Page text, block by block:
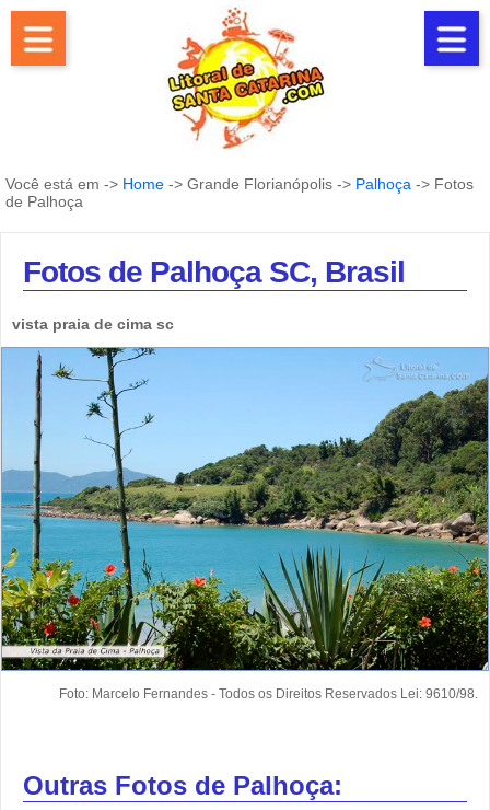
Você está em -> Home -> Grande Florianópolis -> Palhoça -> Fotos
de Palhoça
Fotos de Palhoça SC, Brasil
vista praia de cima sc
Foto: Marcelo Fernandes - Todos os Direitos Reservados Lei: 9610/98.
Outras Fotos de Palhoça: